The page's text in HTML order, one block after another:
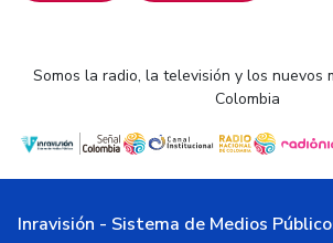
Somos la radio, la televisión y los nuevos
Colombia
Inravisión - Sistema de Medios